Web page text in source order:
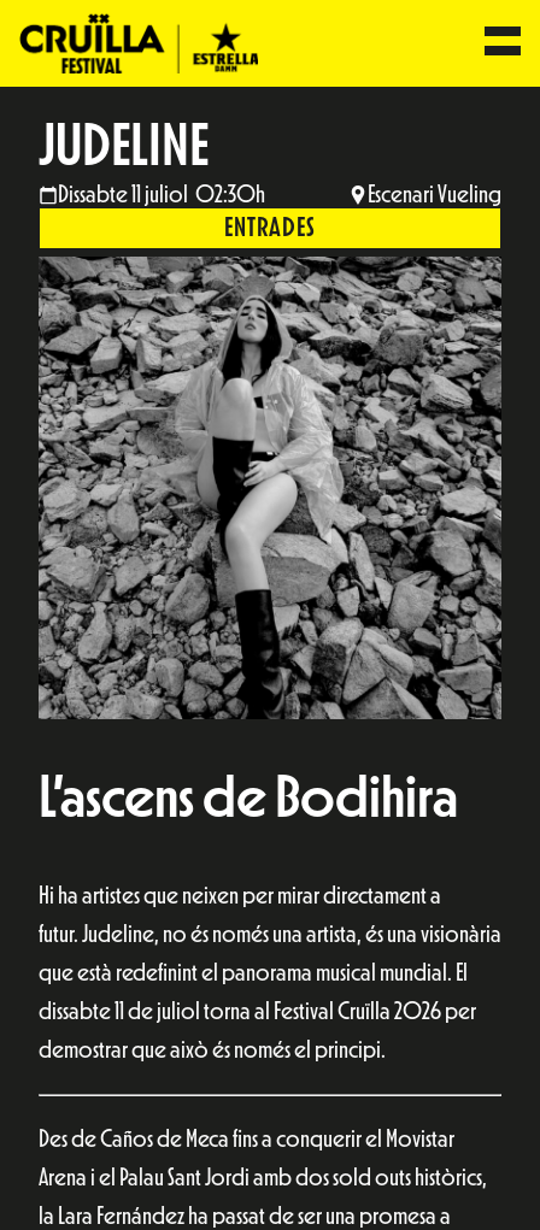
JUDELINE
Dissabte 11 juliol 02:30h Escenari Vueling
ENTRADES
L’ascens de Bodihira
Hi ha artistes que neixen per mirar directament a
futur. Judeline, no és només una artista, és una visionària
que està redefinint el panorama musical mundial. El
dissabte 11 de juliol torna al Festival Cruïlla 2026 per
demostrar que això és només el principi.
Des de Caños de Meca fins a conquerir el Movistar
Arena i el Palau Sant Jordi amb dos sold outs històrics,
la Lara Fernández ha passat de ser una promesa a